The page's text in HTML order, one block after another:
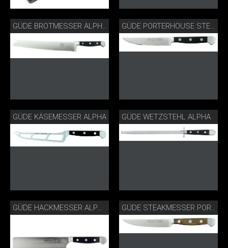
GÜDE BROTMESSER ALPHA GÜDE PORTERHOUSE STEAKMESSER ALPHA
GÜDE KÄSEMESSER ALPHA GÜDE WETZSTEHL ALPHA